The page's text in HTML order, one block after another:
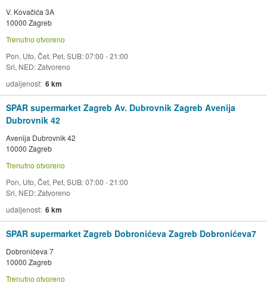
V. Kovačića 3A
10000 Zagreb
Trenutno otvoreno
Pon, Uto, Čet, Pet, SUB: 07:00 - 21:00
Sri, NED: Zatvoreno
udaljenost 6 km
SPAR supermarket Zagreb Av. Dubrovnik Zagreb Avenija
Dubrovnik 42
Avenija Dubrovnik 42
10000 Zagreb
Trenutno otvoreno
Pon, Uto, Čet, Pet, SUB: 07:00 - 21:00
Sri, NED: Zatvoreno
udaljenost 6 km
SPAR supermarket Zagreb Dobronićeva Zagreb Dobronićeva7
Dobronićeva 7
10000 Zagreb
Trenutno otvoreno